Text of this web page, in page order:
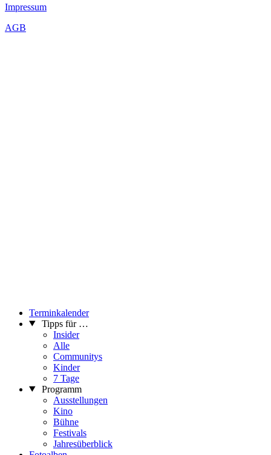
Impressum
AGB
Terminkalender
Tipps für …
Insider
Alle
Communitys
Kinder
7 Tage
Programm
Ausstellungen
Kino
Bühne
Festivals
Jahresüberblick